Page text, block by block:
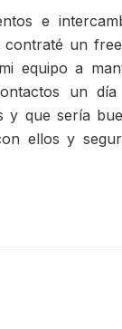
e
un
equipo a
un
y que sería
ellos y